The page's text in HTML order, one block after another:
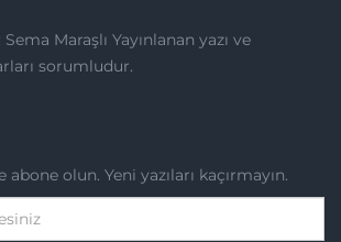
Sema Maraşlı Yayınlanan yazı ve
sorumludur.
olun. Yeni yazıları kaçırmayın.